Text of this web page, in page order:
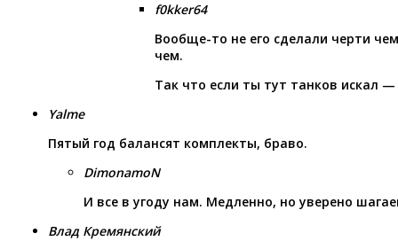
f0kker64
Вообще-то не его сделали черти
чем.
Так что если ты тут танков искал
Yalme
Пятый год балансят комплекты, браво.
DimonamoN
И все в угоду нам. Медленно, но уверено
Влад Кремянский